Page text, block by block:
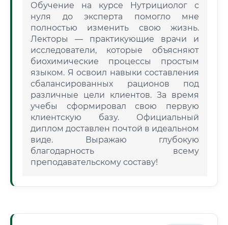
Обучение на курсе Нутрициолог с
нуля до эксперта помогло мне
полностью изменить свою жизнь.
Лекторы — практикующие врачи и
исследователи, которые объясняют
биохимические процессы простым
языком. Я освоил навыки составления
сбалансированных рационов под
различные цели клиентов. За время
учебы сформировал свою первую
клиентскую базу. Официальный
диплом доставлен почтой в идеальном
виде. Выражаю глубокую
благодарность всему
преподавательскому составу!